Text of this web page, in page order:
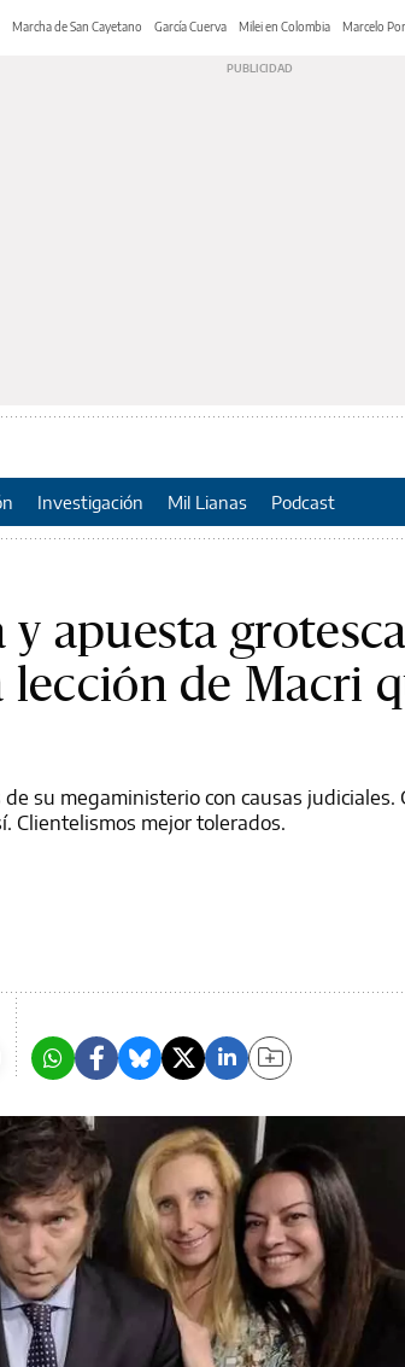
Marcha de San Cayetano García Cuerva Milei en Colombia Marcelo
Investigación Mil Lianas Podcast
y apuesta
lección de Macri
su megaministerio con causas judiciales.
Clientelismos mejor tolerados.